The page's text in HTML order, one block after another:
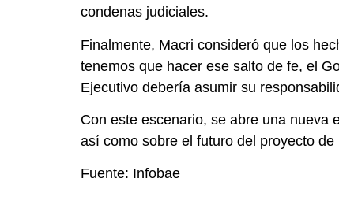
condenas judiciales.
Finalmente, Macri consideró que los
tenemos que hacer ese salto de fe, el
Ejecutivo debería asumir su
Con este escenario, se abre una nueva
así como sobre el futuro del proyecto
Fuente: Infobae